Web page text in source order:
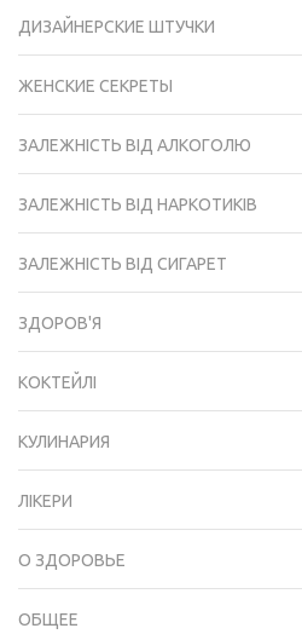
ДИЗАЙНЕРСКИЕ ШТУЧКИ
ЖЕНСКИЕ СЕКРЕТЫ
ЗАЛЕЖНІСТЬ ВІД АЛКОГОЛЮ
ЗАЛЕЖНІСТЬ ВІД НАРКОТИКІВ
ЗАЛЕЖНІСТЬ ВІД СИГАРЕТ
ЗДОРОВ'Я
КОКТЕЙЛІ
КУЛИНАРИЯ
ЛІКЕРИ
О ЗДОРОВЬЕ
ОБЩЕЕ